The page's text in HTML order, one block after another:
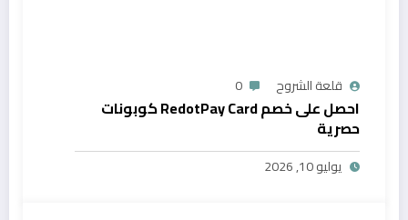
قلعة الشروح 0
احصل على خصم RedotPay Card كوبونات
حصرية
يوليو 10, 2026